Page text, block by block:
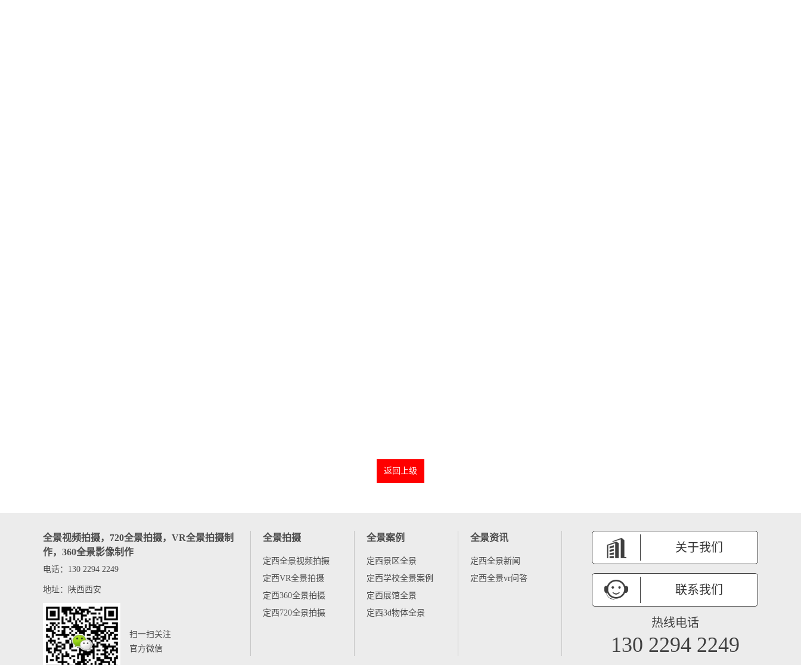
返回上级
全景视频拍摄，720全景拍摄，VR全景拍摄制
作，360全景影像制作
电话：130 2294 2249
地址：陕西西安
扫一扫关注
官方微信
全景拍摄
定西全景视频拍摄
定西VR全景拍摄
定西360全景拍摄
定西720全景拍摄
全景案例
定西景区全景
定西学校全景案例
定西展馆全景
定西3d物体全景
全景资讯
定西全景新闻
定西全景vr问答
关于我们
联系我们
热线电话
130 2294 2249